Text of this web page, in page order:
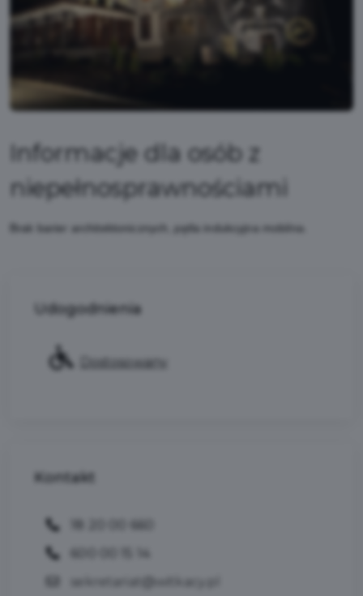
Informacje dla osób z
niepełnosprawnościami
Brak barier architektonicznych, pętla indukcyjna mobilna.
Udogodnienia
Dostosowany
Kontakt
sekretariat@witkacy.pl